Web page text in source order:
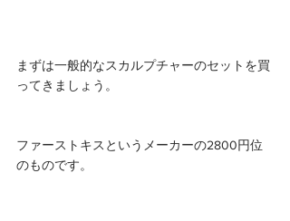
まずは一般的なスカルプチャーのセットを買
ってきましょう。
ファーストキスというメーカーの2800円位
のものです。